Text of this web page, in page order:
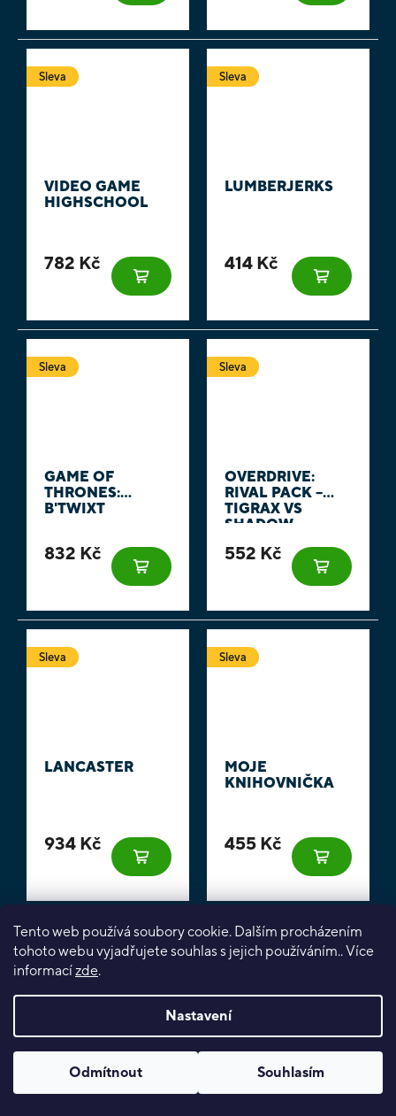
Tento web používá soubory cookie. Dalším procházením
tohoto webu vyjadřujete souhlas s jejich používáním.. Více
informacízde.
Nastavení
Odmítnout Souhlasím
Sleva
VIDEO GAME
HIGHSCHOOL
782 Kč
Sleva
LUMBERJERKS
414 Kč
Sleva
GAME OF
THRONES:
B'TWIXT
832 Kč
Sleva
OVERDRIVE:
RIVAL PACK –
TIGRAX VS
SHADOW
552 Kč
Sleva
LANCASTER
934 Kč
Sleva
MOJE
KNIHOVNIČKA
455 Kč
Sleva
FINDER OF LOST
Sleva
RUNNERS